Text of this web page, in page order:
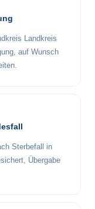
Landkreis
auf Wunsch
Sterbefall in
Übergabe